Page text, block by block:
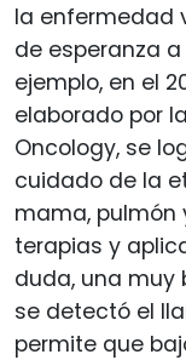
la enfermedad
de esperanza
ejemplo, en el
elaborado por
Oncology, se
cuidado de la
mama, pulmón
terapias y
duda, una muy
se detectó el
permite que